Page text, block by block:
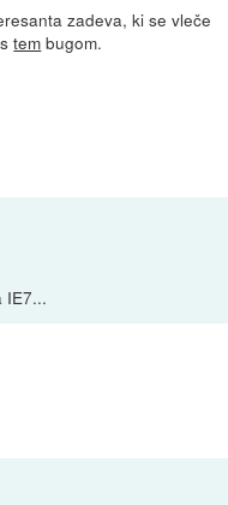
zadeva, ki se vleče
stem bugom.
IE7...